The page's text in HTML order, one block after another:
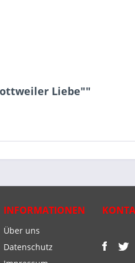
Liebe""
INFORMATIONEN
Über uns
Datenschutz